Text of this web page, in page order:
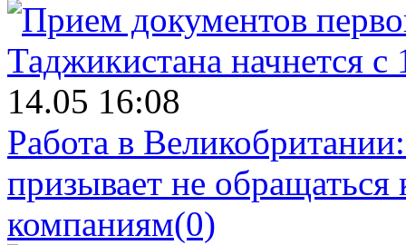
14.05 16:08
Работа в
призывает не
компаниям(0)